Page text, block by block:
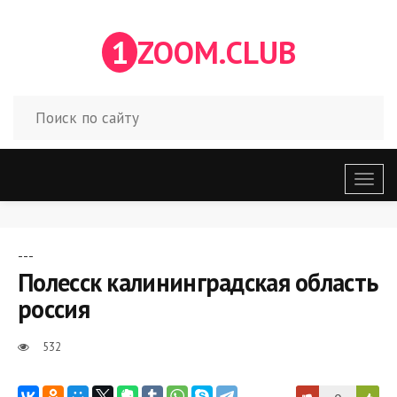
1 ZOOM.CLUB
меню
---
Полесск калининградская область
россия
532